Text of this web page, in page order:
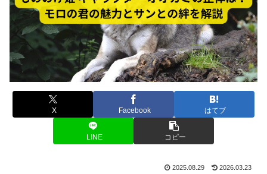
X Facebook はてブ
LINE コピー
2025.08.29 2026.03.23